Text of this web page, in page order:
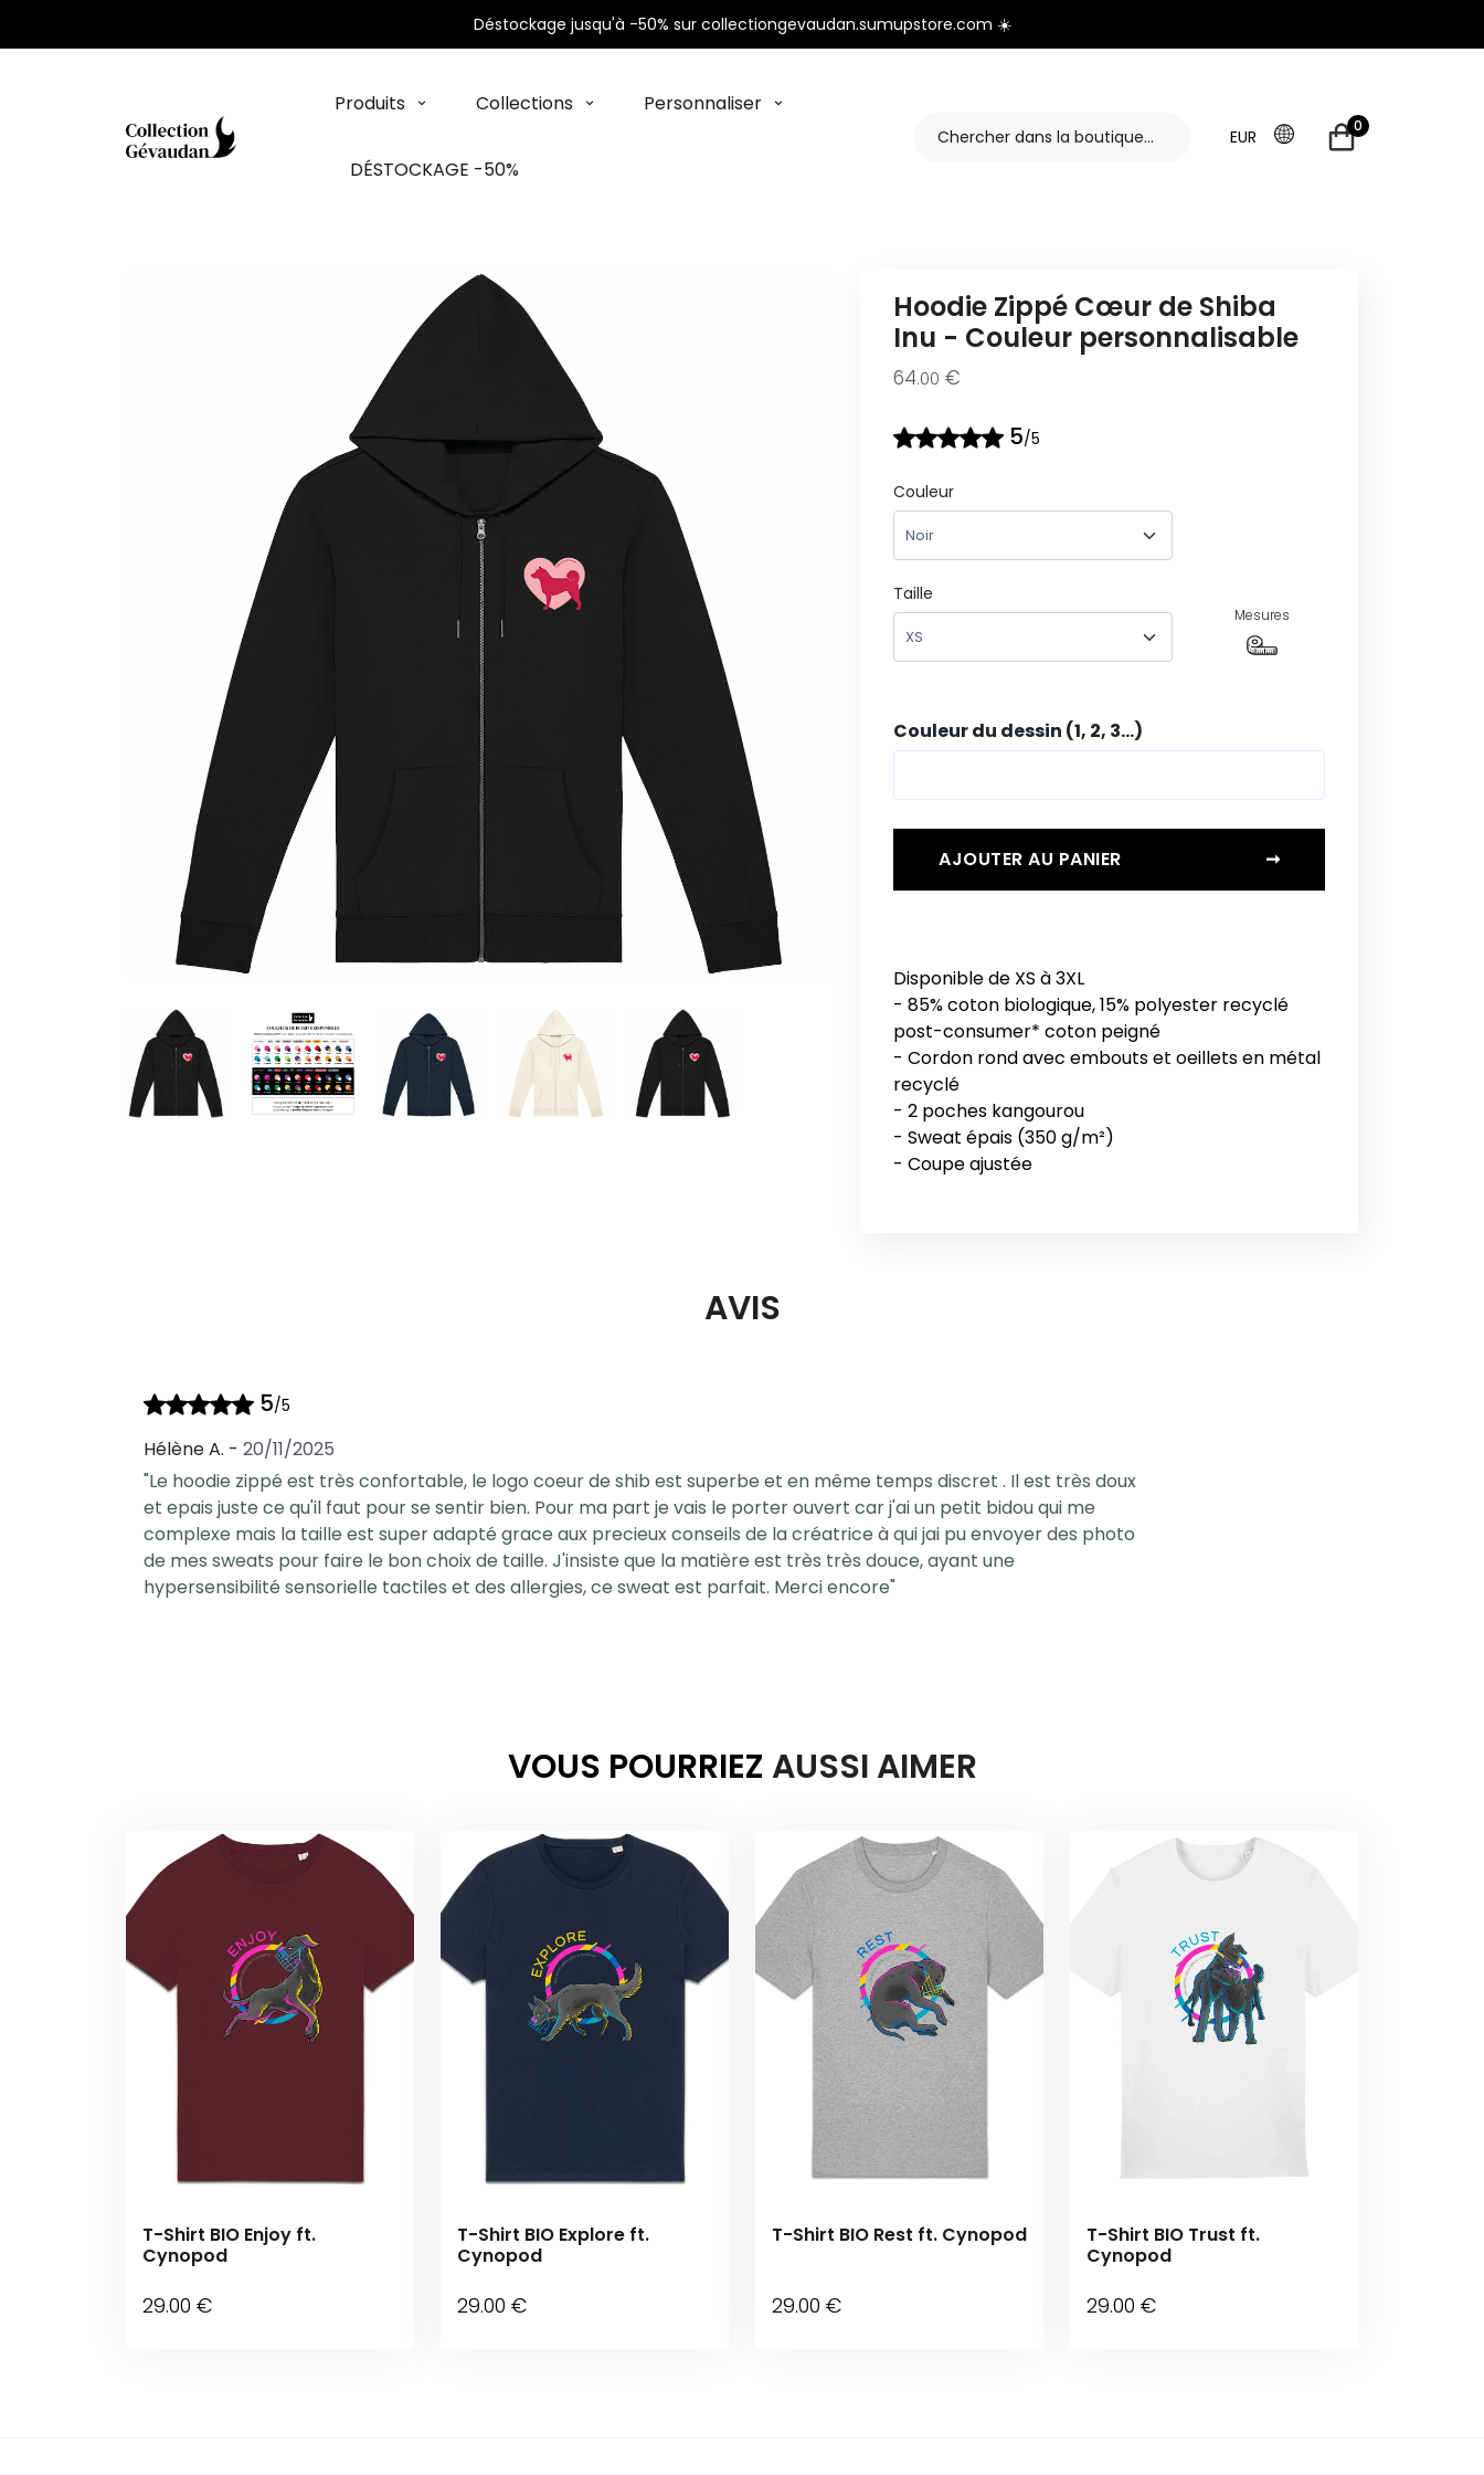
Déstockage jusqu'à -50% sur collectiongevaudan.sumupstore.com ☀️
Produits Collections Personnaliser
DÉSTOCKAGE -50%
EUR
0
Hoodie Zippé Cœur de Shiba
Inu - Couleur personnalisable
64.00 €
5/5
Couleur
Taille
Mesures
Couleur du dessin (1, 2, 3...)
AJOUTER AU PANIER ➞
Disponible de XS à 3XL
- 85% coton biologique, 15% polyester recyclé
post-consumer* coton peigné
- Cordon rond avec embouts et oeillets en métal
recyclé
- 2 poches kangourou
- Sweat épais (350 g/m²)
AVIS
5/5
Hélène A. - 20/11/2025
"Le hoodie zippé est très confortable, le logo coeur de shib est superbe et en même temps discret . Il est très doux
et epais juste ce qu'il faut pour se sentir bien. Pour ma part je vais le porter ouvert car j'ai un petit bidou qui me
complexe mais la taille est super adapté grace aux precieux conseils de la créatrice à qui jai pu envoyer des photo
de mes sweats pour faire le bon choix de taille. J'insiste que la matière est très très douce, ayant une
hypersensibilité sensorielle tactiles et des allergies, ce sweat est parfait. Merci encore"
VOUS POURRIEZ AUSSI AIMER
T-Shirt BIO Enjoy ft.
Cynopod
29.00 €
T-Shirt BIO Explore ft.
Cynopod
29.00 €
T-Shirt BIO Rest ft. Cynopod
29.00 €
T-Shirt BIO Trust ft.
Cynopod
29.00 €